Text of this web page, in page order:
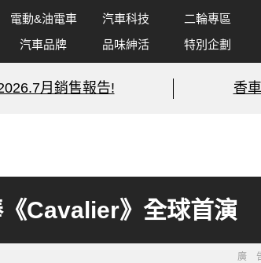
電動&油電車 汽車科技
二輪專區
汽車品牌 品味紳活 特別企劃
月銷售報告! 香
Cavalier》全球首演
廣